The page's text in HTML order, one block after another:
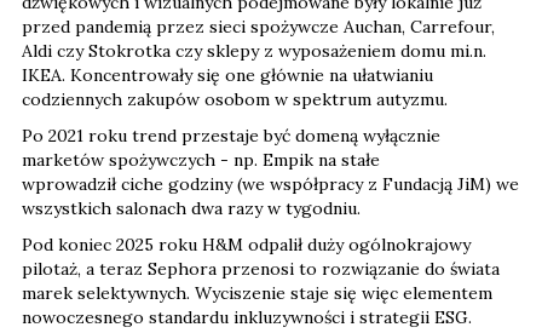
przed pandemią przez sieci spożywcze Auchan, Carrefour,
Aldi czy Stokrotka czy sklepy z wyposażeniem domu mi.n.
IKEA. Koncentrowały się one głównie na ułatwianiu
codziennych zakupów osobom w spektrum autyzmu.
Po 2021 roku trend przestaje być domeną wyłącznie
marketów spożywczych - np. Empik na stałe
wprowadził ciche godziny (we współpracy z Fundacją JiM) we
wszystkich salonach dwa razy w tygodniu.
Pod koniec 2025 roku H&M odpalił duży ogólnokrajowy
pilotaż, a teraz Sephora przenosi to rozwiązanie do świata
marek selektywnych. Wyciszenie staje się więc elementem
nowoczesnego standardu inkluzywności i strategii ESG.